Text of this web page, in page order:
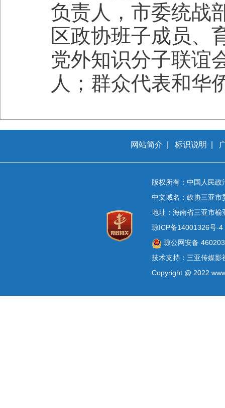
负责人，市委统战
区政协班子成员、
党外知识分子联谊
人；群众代表和华
网站简介 标识说明
版权所有：中国人民
中文域名：政协三亚市
地址：海南省三亚市榆
琼ICP备14001326号-4
琼公网安备
技术支持：三亚传媒影
Copyright @ 2022